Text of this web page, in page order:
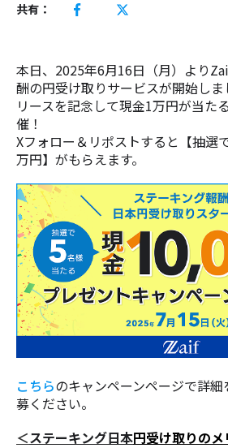
共有：
本日、2025年6月16日（月）より
酬の円受け取りサービスが開始しま
リースを記念して現金1万円が当た
催！
Xフォロー＆リポストすると【抽選
万円】がもらえます。
こちらのキャンペーンページで詳
募ください。
＜ステーキング日本円受け取りのメ